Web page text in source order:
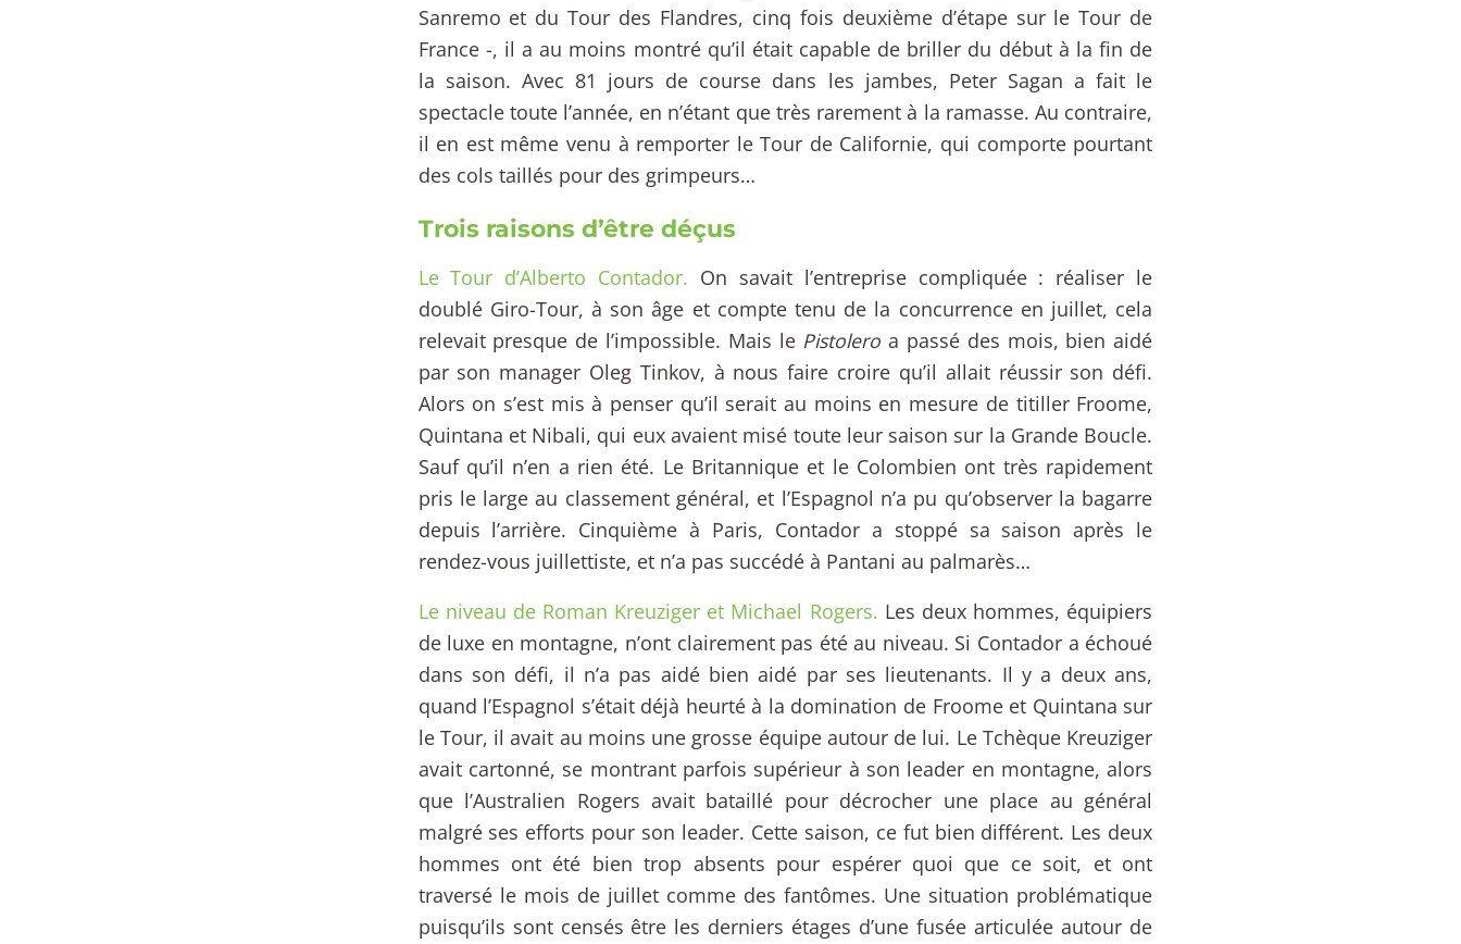
Sanremo et du Tour des Flandres, cinq fois deuxième d’étape sur le Tour de
France -, il a au moins montré qu’il était capable de briller du début à la fin de
la saison. Avec 81 jours de course dans les jambes, Peter Sagan a fait le
spectacle toute l’année, en n’étant que très rarement à la ramasse. Au contraire,
il en est même venu à remporter le Tour de Californie, qui comporte pourtant
des cols taillés pour des grimpeurs…
Trois raisons d’être déçus
Le Tour d’Alberto Contador. On savait l’entreprise compliquée : réaliser le
doublé Giro-Tour, à son âge et compte tenu de la concurrence en juillet, cela
relevait presque de l’impossible. Mais le Pistolero a passé des mois, bien aidé
par son manager Oleg Tinkov, à nous faire croire qu’il allait réussir son défi.
Alors on s’est mis à penser qu’il serait au moins en mesure de titiller Froome,
Quintana et Nibali, qui eux avaient misé toute leur saison sur la Grande Boucle.
Sauf qu’il n’en a rien été. Le Britannique et le Colombien ont très rapidement
pris le large au classement général, et l’Espagnol n’a pu qu’observer la bagarre
depuis l’arrière. Cinquième à Paris, Contador a stoppé sa saison après le
rendez-vous juillettiste, et n’a pas succédé à Pantani au palmarès…
Le niveau de Roman Kreuziger et Michael Rogers. Les deux hommes, équipiers
de luxe en montagne, n’ont clairement pas été au niveau. Si Contador a échoué
dans son défi, il n’a pas aidé bien aidé par ses lieutenants. Il y a deux ans,
quand l’Espagnol s’était déjà heurté à la domination de Froome et Quintana sur
le Tour, il avait au moins une grosse équipe autour de lui. Le Tchèque Kreuziger
avait cartonné, se montrant parfois supérieur à son leader en montagne, alors
que l’Australien Rogers avait bataillé pour décrocher une place au général
malgré ses efforts pour son leader. Cette saison, ce fut bien différent. Les deux
hommes ont été bien trop absents pour espérer quoi que ce soit, et ont
traversé le mois de juillet comme des fantômes. Une situation problématique
puisqu’ils sont censés être les derniers étages d’une fusée articulée autour de